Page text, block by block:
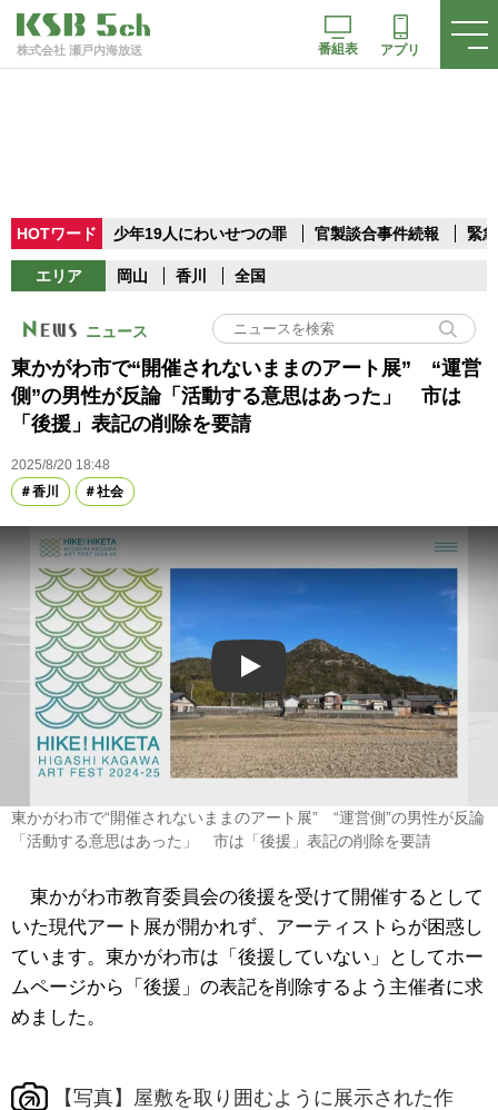
株式会社 瀬戸内海放送 番組表 アプリ
HOTワード 少年19人にわいせつの罪 官製談合事件続報 緊
エリア 岡山 香川 全国
ニュース
東かがわ市で“開催されないままのアート展” “運営
側”の男性が反論「活動する意思はあった」 市は
「後援」表記の削除を要請
2025/8/20 18:48
香川
社会
Play
東かがわ市で“開催されないままのアート展” “運営側”の男性が反論
「活動する意思はあった」 市は「後援」表記の削除を要請
東かがわ市教育委員会の後援を受けて開催するとして
いた現代アート展が開かれず、アーティストらが困惑し
ています。東かがわ市は「後援していない」としてホー
ムページから「後援」の表記を削除するよう主催者に求
めました。
【写真】屋敷を取り囲むように展示された作